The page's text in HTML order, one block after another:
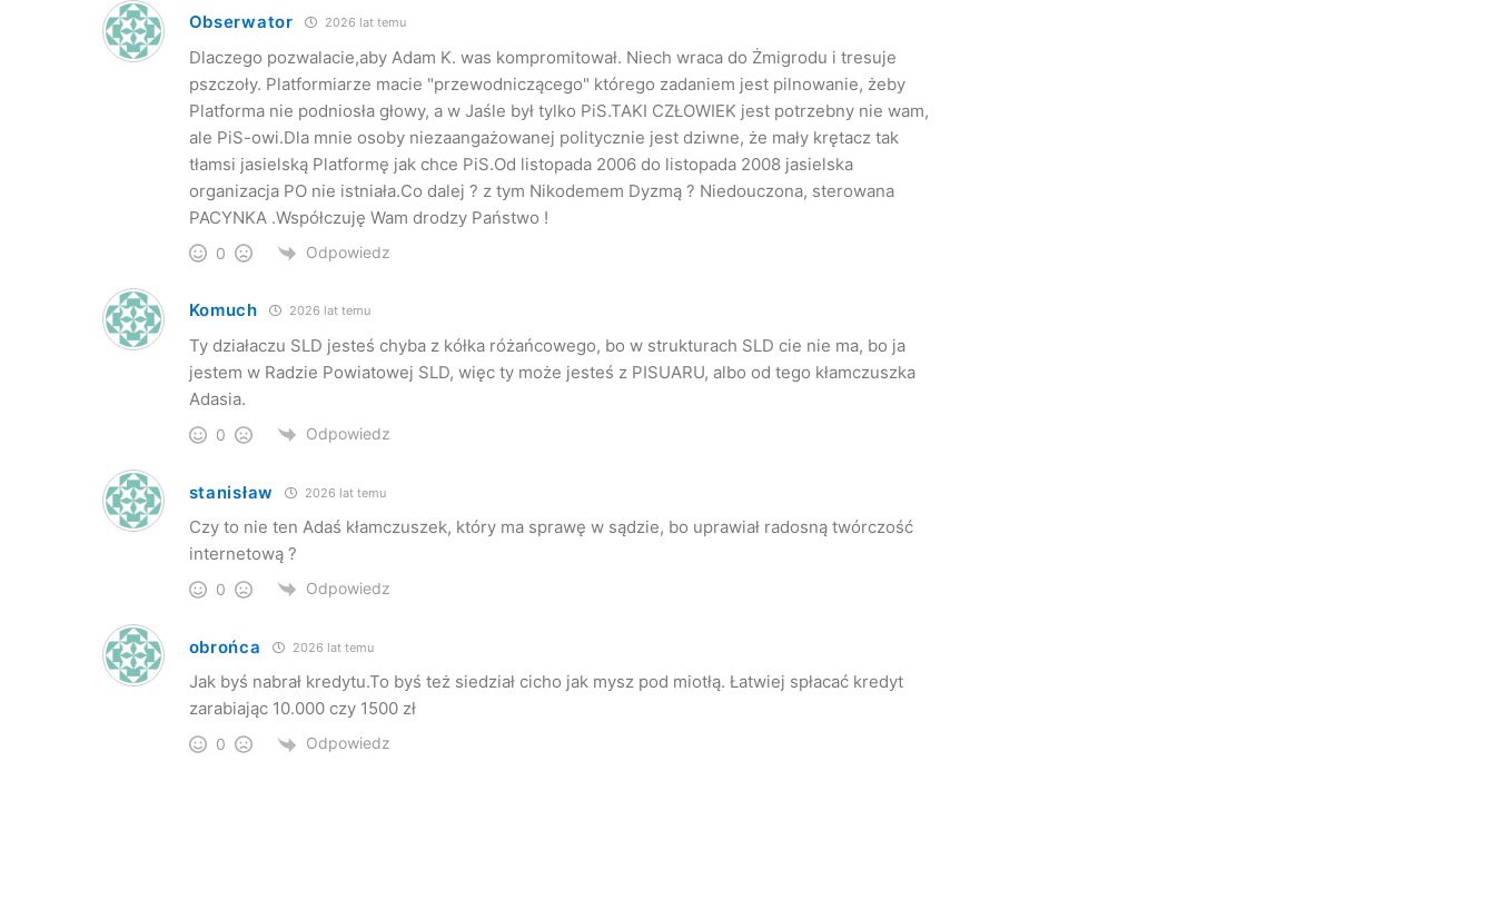
Obserwator 2026 lat temu
Dlaczego pozwalacie,aby Adam K. was kompromitował. Niech wraca do Żmigrodu i tresuje
pszczoły. Platformiarze macie "przewodniczącego" którego zadaniem jest pilnowanie, żeby
Platforma nie podniosła głowy, a w Jaśle był tylko PiS.TAKI CZŁOWIEK jest potrzebny nie wam,
ale PiS-owi.Dla mnie osoby niezaangażowanej politycznie jest dziwne, że mały krętacz tak
tłamsi jasielską Platformę jak chce PiS.Od listopada 2006 do listopada 2008 jasielska
organizacja PO nie istniała.Co dalej ? z tym Nikodemem Dyzmą ? Niedouczona, sterowana
PACYNKA .Współczuję Wam drodzy Państwo !
0 Odpowiedz
Komuch 2026 lat temu
Ty działaczu SLD jesteś chyba z kółka różańcowego, bo w strukturach SLD cie nie ma, bo ja
jestem w Radzie Powiatowej SLD, więc ty może jesteś z PISUARU, albo od tego kłamczuszka
Adasia.
0 Odpowiedz
stanisław 2026 lat temu
Czy to nie ten Adaś kłamczuszek, który ma sprawę w sądzie, bo uprawiał radosną twórczość
internetową ?
0 Odpowiedz
obrońca 2026 lat temu
Jak byś nabrał kredytu.To byś też siedział cicho jak mysz pod miotłą. Łatwiej spłacać kredyt
zarabiając 10.000 czy 1500 zł
0 Odpowiedz